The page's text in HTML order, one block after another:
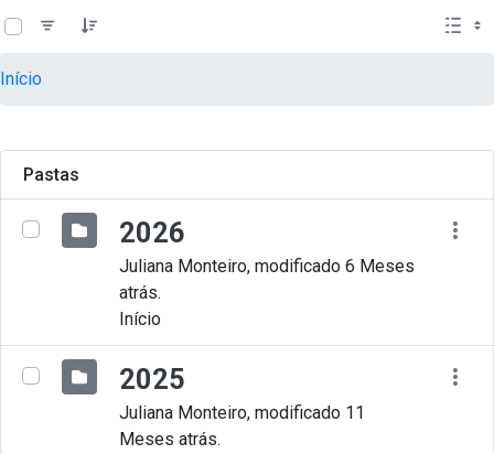
Pular para o Conteúdo principal
teste descricao
Início
Pastas
2026
Juliana Monteiro, modificado 6 Meses
atrás.
Início
2025
Juliana Monteiro, modificado 11
Meses atrás.